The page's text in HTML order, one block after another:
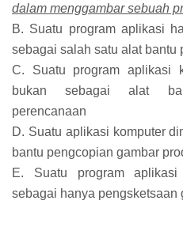
dalam menggambar sebuah
B. Suatu program aplikasi
sebagai salah satu alat bantu
C. Suatu program aplikasi
bukan sebagai alat
perencanaan
D. Suatu aplikasi komputer
bantu pengcopian gambar
E. Suatu program
sebagai hanya pengsketsaan